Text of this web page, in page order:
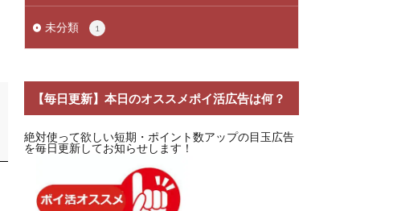
未分類 1
【毎日更新】本日のオススメポイ活広告は何？
絶対使って欲しい短期・ポイント数アップの目玉広告
を毎日更新してお知らせします！